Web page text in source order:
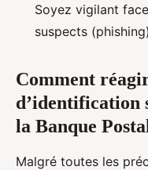
Soyez vigilant
suspects
Comment
d’identification
la Banque
Malgré toutes les